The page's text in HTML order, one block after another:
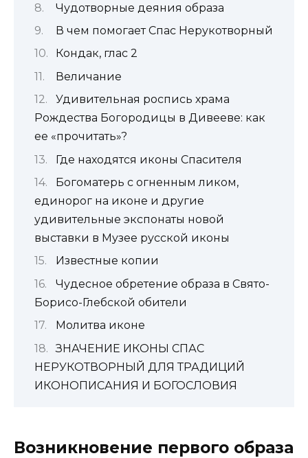
Чудотворные деяния образа
В чем помогает Спас Нерукотворный
Кондак, глас 2
Величание
Удивительная роспись храма
Рождества Богородицы в Дивееве: как
ее «прочитать»?
Где находятся иконы Спасителя
Богоматерь с огненным ликом,
единорог на иконе и другие
удивительные экспонаты новой
выставки в Музее русской иконы
Известные копии
Чудесное обретение образа в Свя­то-
Бо­ри­со-Глеб­ской оби­те­ли
Молитва иконе
ЗНАЧЕНИЕ ИКОНЫ СПАС
НЕРУКОТВОРНЫЙ ДЛЯ ТРАДИЦИЙ
ИКОНОПИСАНИЯ И БОГОСЛОВИЯ
Возникновение первого образа